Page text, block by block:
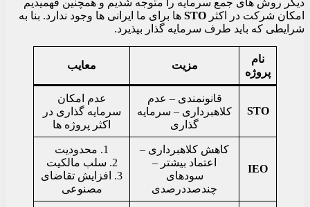
دیگر روش های جمع سرمایه را متوجه شدیم و همچنین فهمیدیم
امکان شرکت در اکثر STO ها برای ما ایرانی ها وجود ندارد. بنا به
شرایطی که باید طرف سرمایه گذار بپذیرد.
نام
پروژه
مزیت معایب
STO
قانونمندی – عدم
کلاهبرداری – سرمایه
گذاری
عدم امکان
سرمایه گذاری در
اکثر پروژه ها
IEO
کاهش کلاهبرداری –
اعتماد بیشتر –
سودهای
چندصددرصدی
1. محدودیت
2. سلب مالکیت
3. افزایش تقاضای
مصنوعی